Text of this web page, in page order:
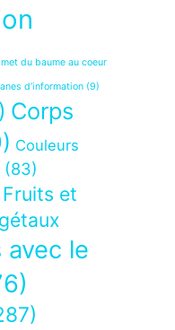
du baume au coeur
d’information (9)
Corps
Couleurs
(83)
Fruits et
avec le